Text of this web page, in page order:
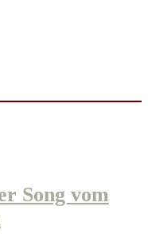
Song vom